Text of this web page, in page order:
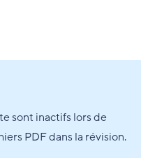
sont inactifs lors de
PDF dans la révision.